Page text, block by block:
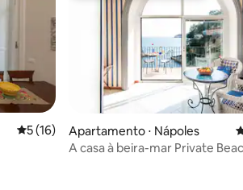
5 de uma avaliação média de 5, 16
5 (16)
Apartamento ⋅ Nápoles
A casa à beira-mar Private